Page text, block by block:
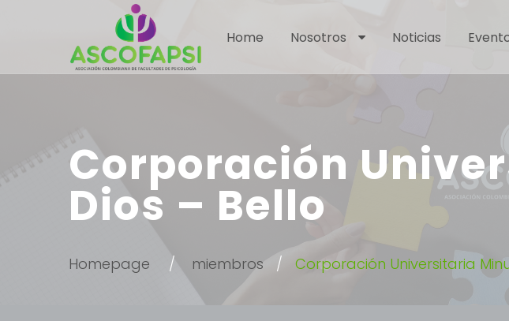
Home Nosotros Noticias
Corporación
Dios – Bello
Homepage miembros Corporación Universitaria